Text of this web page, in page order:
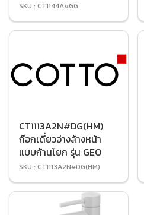
SKU : CT1144A#GG
CT1113A2N#DG(HM)
ก๊อกเดี่ยวอ่างล้างหน้า
แบบก้านโยก รุ่น GEO
SKU : CT1113A2N#DG(HM)